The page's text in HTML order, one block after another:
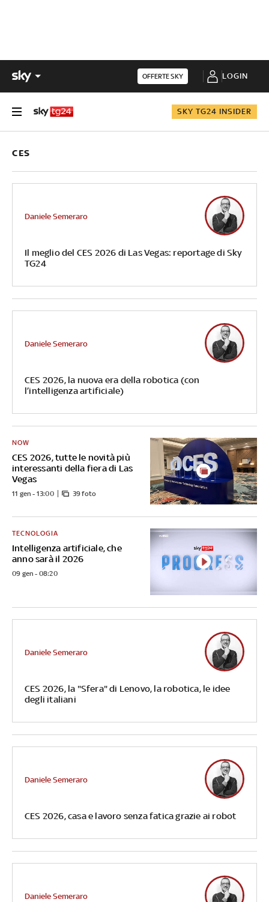
OFFERTE SKY LOGIN
SKY TG24 INSIDER
CES
Il meglio del CES 2026 di Las Vegas: reportage di Sky
TG24
Daniele Semeraro
CES 2026, la nuova era della robotica (con
l’intelligenza artificiale)
Daniele Semeraro
CES 2026, tutte le novità più
interessanti della fiera di Las
Vegas
NOW
11 gen - 13:00 39 foto
Intelligenza artificiale, che
anno sarà il 2026
TECNOLOGIA
09 gen - 08:20
CES 2026, la "Sfera" di Lenovo, la robotica, le idee
degli italiani
Daniele Semeraro
CES 2026, casa e lavoro senza fatica grazie ai robot
Daniele Semeraro
Daniele Semeraro